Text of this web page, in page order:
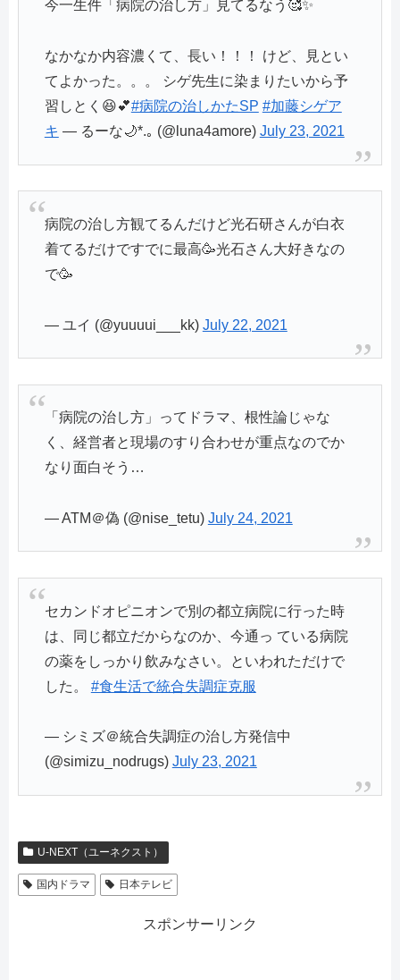
今一生件「病院の治し方」見てるなう🥰✨
なかなか内容濃くて、長い！！！ けど、見とい
てよかった。。。 シゲ先生に染まりたいから予
習しとく😆💕#病院の治しかたSP #加藤シゲア
キ — るーな🌙*.｡ (@luna4amore) July 23, 2021
病院の治し方観てるんだけど光石研さんが白衣
着てるだけですでに最高🥳光石さん大好きなの
で🥳
— ユイ (@yuuuui___kk) July 22, 2021
「病院の治し方」ってドラマ、根性論じゃな
く、経営者と現場のすり合わせが重点なのでか
なり面白そう…
— ATM＠偽 (@nise_tetu) July 24, 2021
セカンドオピニオンで別の都立病院に行った時
は、同じ都立だからなのか、今通っ ている病院
の薬をしっかり飲みなさい。といわれただけで
した。 #食生活で統合失調症克服
— シミズ＠統合失調症の治し方発信中
(@simizu_nodrugs) July 23, 2021
U-NEXT（ユーネクスト）
国内ドラマ 日本テレビ
スポンサーリンク